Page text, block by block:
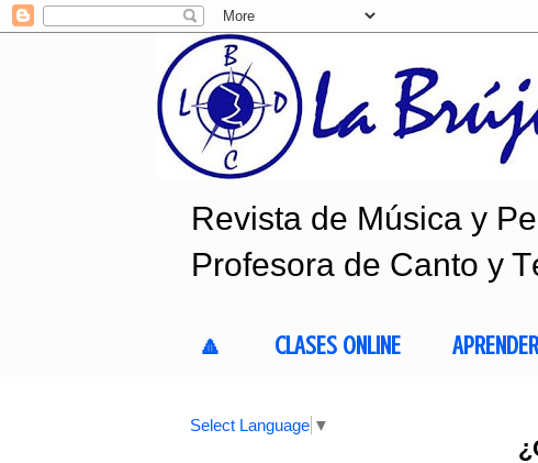
Revista de Música y
Profesora de Canto y
🔼 CLASES ONLINE
Select Language ▼